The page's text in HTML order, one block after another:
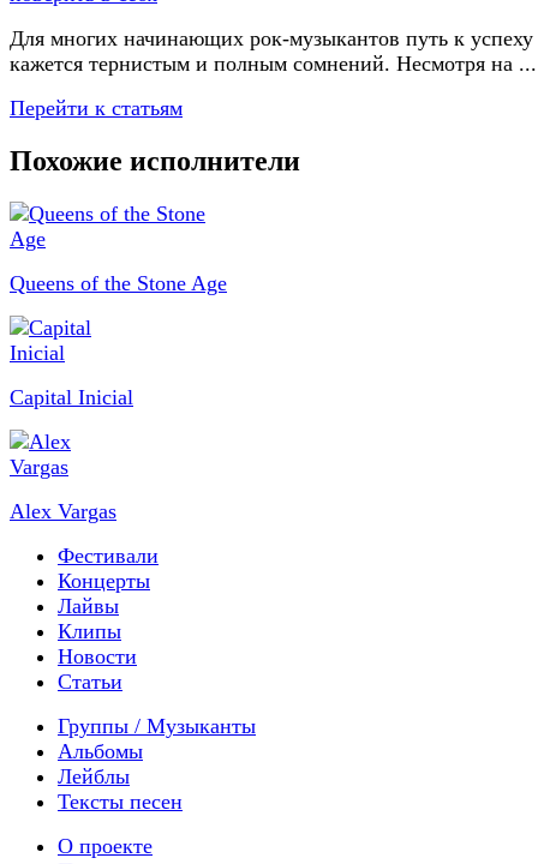
Для многих начинающих рок-музыкантов путь к успеху
кажется тернистым и полным сомнений. Несмотря на ...
Перейти к статьям
Похожие исполнители
Queens of the Stone Age
Capital Inicial
Alex Vargas
Фестивали
Концерты
Лайвы
Клипы
Новости
Статьи
Группы / Музыканты
Альбомы
Лейблы
Тексты песен
О проекте